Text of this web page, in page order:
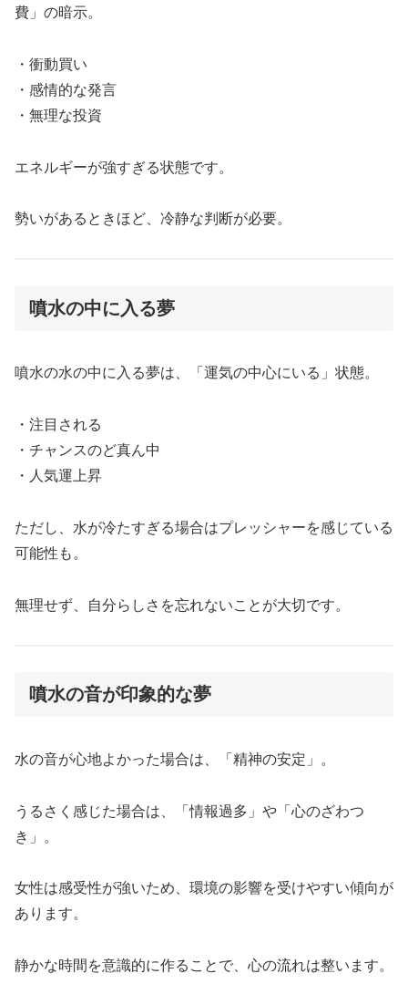
費」の暗示。
・衝動買い
・感情的な発言
・無理な投資
エネルギーが強すぎる状態です。
勢いがあるときほど、冷静な判断が必要。
噴水の中に入る夢
噴水の水の中に入る夢は、「運気の中心にいる」状態。
・注目される
・チャンスのど真ん中
・人気運上昇
ただし、水が冷たすぎる場合はプレッシャーを感じている
可能性も。
無理せず、自分らしさを忘れないことが大切です。
噴水の音が印象的な夢
水の音が心地よかった場合は、「精神の安定」。
うるさく感じた場合は、「情報過多」や「心のざわつ
き」。
女性は感受性が強いため、環境の影響を受けやすい傾向が
あります。
静かな時間を意識的に作ることで、心の流れは整います。